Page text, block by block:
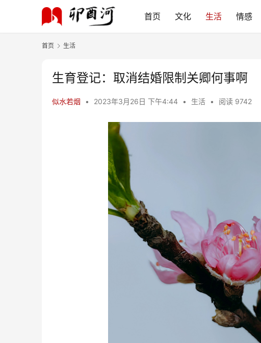
首页 文化 生活 情感
首页 生活
生育登记：取消结婚限制关卿何事啊
似水若烟 • 2023年3月26日 下午4:44 • 生活 • 阅读 9742